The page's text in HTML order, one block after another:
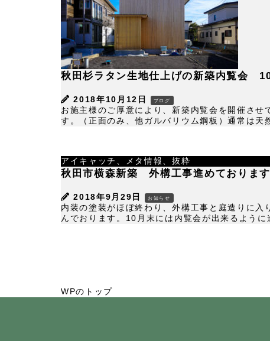
秋田杉ラタン生地仕上げの新築内覧会
2018年10月12日 ブログ
お施主様のご厚意により、新築内覧会を開催さ
す。（正面のみ、他ガルバリウム鋼板）通常は
アイキャッチ、メタ情報、抜粋
秋田市横森新築 外構工事進めております
2018年9月29日 お知らせ
内装の塗装がほぼ終わり、外構工事と庭造りに
んでおります。10月末には内覧会が出来るよう
WPのトップ